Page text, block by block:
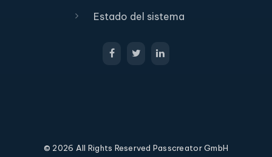
Estado del sistema
© 2026 All Rights Reserved Passcreator GmbH